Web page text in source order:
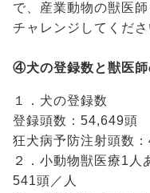
で、産業動物の獣医
チャレンジしてくださ
④犬の登録数と獣医師
１．犬の登録数
登録頭数：54,649頭
狂犬病予防注射頭数
２．小動物獣医療1人
541頭／人